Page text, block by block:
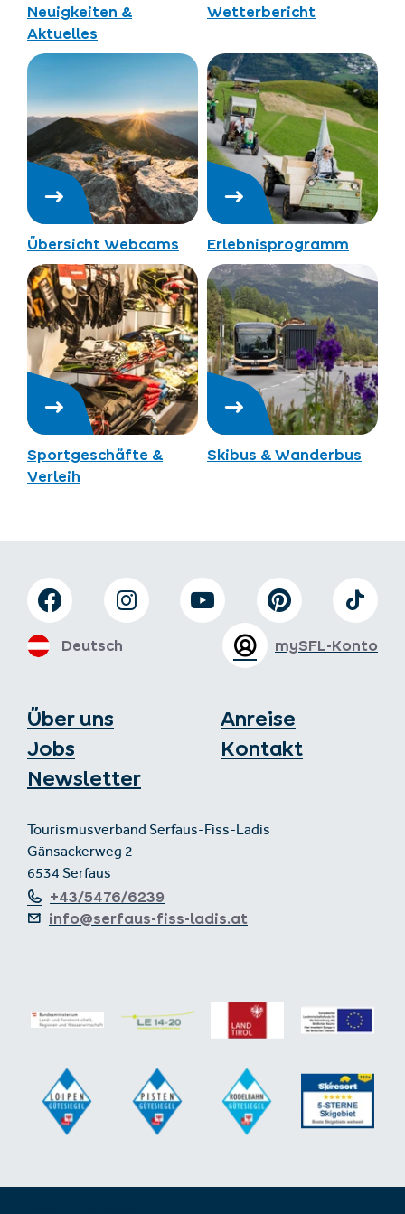
Neuigkeiten &
Aktuelles
Wetterbericht
Übersicht Webcams Erlebnisprogramm
Sportgeschäfte &
Verleih
Skibus & Wanderbus
Über uns
Jobs
Newsletter
Anreise
Kontakt
Tourismusverband Serfaus-Fiss-Ladis
Gänsackerweg 2
6534 Serfaus
+43/5476/6239
info@serfaus-fiss-ladis.at
mySFL-Konto
Deutsch